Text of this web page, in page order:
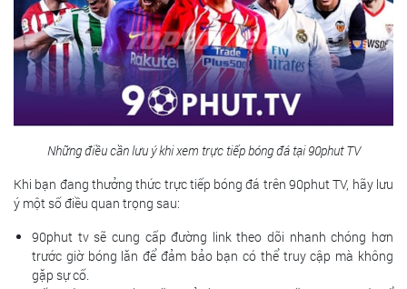
Những điều cần lưu ý khi xem trực tiếp bóng đá tại 90phut TV
Khi bạn đang thưởng thức trực tiếp bóng đá trên 90phut TV, hãy lưu
ý một số điều quan trọng sau:
90phut tv sẽ cung cấp đường link theo dõi nhanh chóng hơn
trước giờ bóng lăn để đảm bảo bạn có thể truy cập mà không
gặp sự cố.